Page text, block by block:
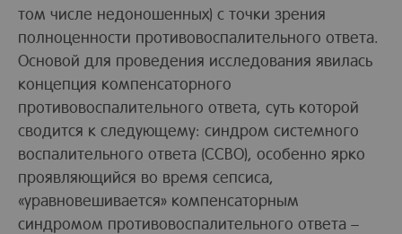
том числе недоношенных) с точки зрения
полноценности противовоспалительного ответа.
Основой для проведения исследования явилась
концепция компенсаторного
противовоспалительного ответа, суть которой
сводится к следующему: синдром системного
воспалительного ответа (ССВО), особенно ярко
проявляющийся во время сепсиса,
«уравновешивается» компенсаторным
синдромом противовоспалительного ответа –